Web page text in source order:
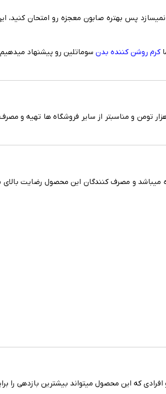
پس بهتره صابون معجزه رو امتحان کنید،
کرم روشن کننده بدن سوماتلین رو پیشنهاد
شما دوستان عزیز میتوانید از فروشگاه عطاری حاج محمد با قیمت مناسب 80 هزار تومن و
که این محصول میتواند بیشترین بازدهی را